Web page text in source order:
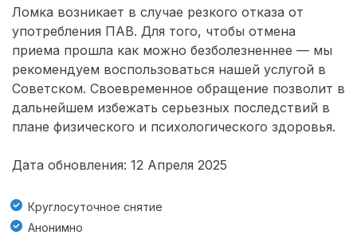
Ломка возникает в случае резкого отказа от
употребления ПАВ. Для того, чтобы отмена
приема прошла как можно безболезненнее — мы
рекомендуем воспользоваться нашей услугой в
Советском. Своевременное обращение позволит в
дальнейшем избежать серьезных последствий в
плане физического и психологического здоровья.
Дата обновления: 12 Апреля 2025
Круглосуточное снятие
Анонимно